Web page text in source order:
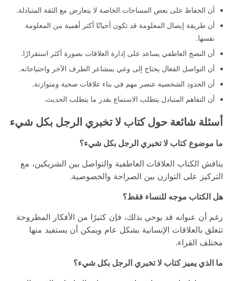
أن الحفاظ على بعض المساحات الخاصة لا يتعارض مع الثقة المتبادلة.
أن طريقة إيصال المعلومة قد تكون أحيانًا أكثر أهمية من المعلومة
نفسها.
أن النضج العاطفي يساعد على إدارة العلاقات بصورة أكثر استقرارًا.
أن التواصل الفعال يحتاج إلى وعي بمشاعر الطرف الآخر واحتياجاته.
أن الحدود الشخصية عنصر مهم في بناء علاقات صحية ومتوازنة.
أن التفاهم المتبادل يتطلب الاستماع بقدر ما يتطلب الحديث.
أسئلة شائعة حول كتاب لا تخبري الرجل بكل شيء
ما موضوع كتاب لا تخبري الرجل بكل شيء؟
يناقش الكتاب العلاقات العاطفية والتواصل بين الشريكين، مع
التركيز على التوازن بين الصراحة والخصوصية.
هل الكتاب موجه للنساء فقط؟
رغم أن عنوانه قد يوحي بذلك، فإن كثيرًا من الأفكار المطروحة
تتعلق بالعلاقات الإنسانية بشكل عام ويمكن أن يستفيد منها
مختلف القراء.
ما الذي يميز كتاب لا تخبري الرجل بكل شيء؟